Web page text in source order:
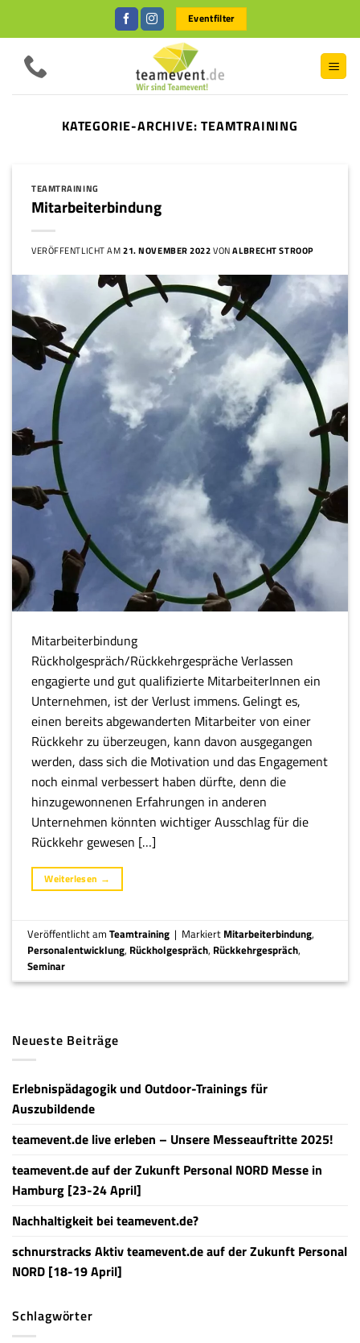
Eventfilter
KATEGORIE-ARCHIVE:TEAMTRAINING
TEAMTRAINING
Mitarbeiterbindung
VERÖFFENTLICHT AM21. NOVEMBER 2022VONALBRECHT STROOP
Mitarbeiterbindung
Rückholgespräch/Rückkehrgespräche Verlassen
engagierte und gut qualifizierte MitarbeiterInnen ein
Unternehmen, ist der Verlust immens. Gelingt es,
einen bereits abgewanderten Mitarbeiter von einer
Rückkehr zu überzeugen, kann davon ausgegangen
werden, dass sich die Motivation und das Engagement
noch einmal verbessert haben dürfte, denn die
hinzugewonnenen Erfahrungen in anderen
Unternehmen könnten wichtiger Ausschlag für die
Rückkehr gewesen […]
Weiterlesen →
Veröffentlicht amTeamtraining | Markiert Mitarbeiterbindung,
Personalentwicklung, Rückholgespräch, Rückkehrgespräch,
Seminar
Neueste Beiträge
Erlebnispädagogik und Outdoor-Trainings für
Auszubildende
teamevent.de live erleben – Unsere Messeauftritte 2025!
teamevent.de auf der Zukunft Personal NORD Messe in
Hamburg [23-24 April]
Nachhaltigkeit bei teamevent.de?
schnurstracks Aktiv teamevent.de auf der Zukunft Personal
NORD [18-19 April]
Schlagwörter